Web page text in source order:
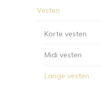
Vesten
Korte vesten
Midi vesten
Lange vesten